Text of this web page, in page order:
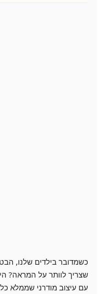
כשמדובר בילדים שלנו,
שצריך לוותר על המראה?
עם עיצוב מודרני שממלא